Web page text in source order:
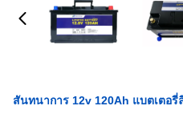
สันทนาการ 12v 120Ah แบตเตอรี่